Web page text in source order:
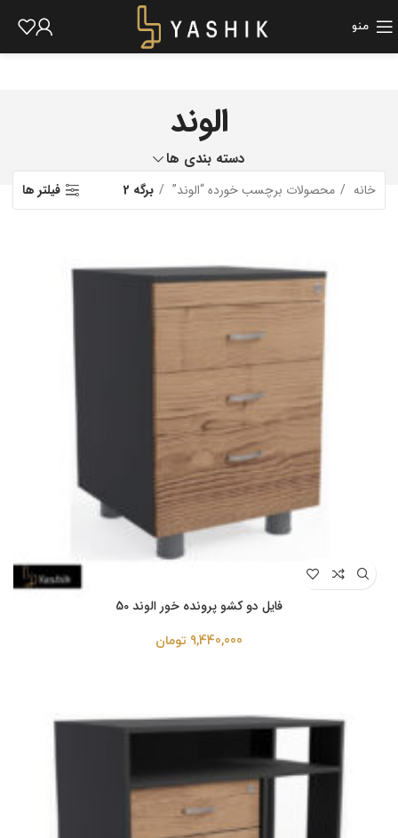
منو
الوند
دسته بندی ها
خانه محصولات برچسب خورده “الوند” برگه 2 فیلتر ها
فایل دو کشو پرونده خور الوند 50
9,440,000 تومان